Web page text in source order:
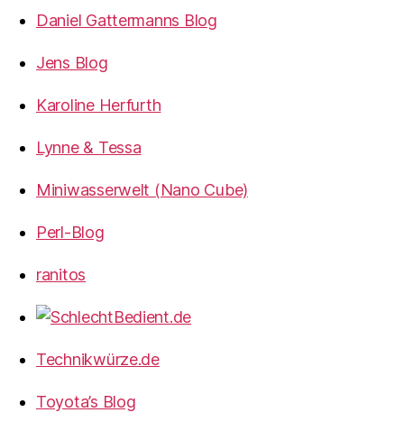
Daniel Gattermanns Blog
Jens Blog
Karoline Herfurth
Lynne & Tessa
Miniwasserwelt (Nano Cube)
Perl-Blog
ranitos
Technikwürze.de
Toyota’s Blog